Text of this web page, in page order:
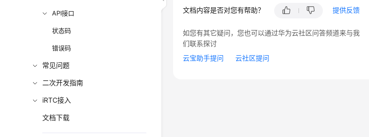
API接口
状态码
错误码
常见问题
二次开发指南
iRTC接入
文档下载
文档内容是否对您有帮助？ 提供反馈
如您有其它疑问，您也可以通过华为云社区问答频道来与我
们联系探讨
云宝助手提问
云社区提问